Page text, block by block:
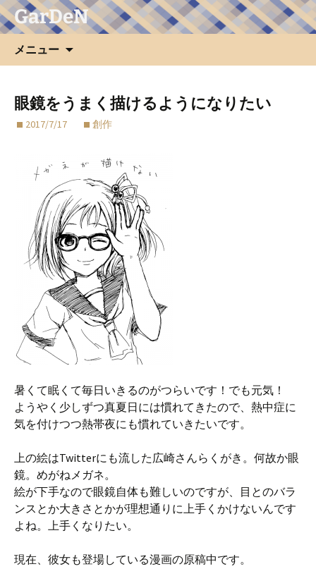
GarDeN
メニュー
ツ
キ
ッ
眼鏡をうまく描けるようになりたい
2017/7/17 創作
暑くて眠くて毎日いきるのがつらいです！でも元気！
ようやく少しずつ真夏日には慣れてきたので、熱中症に
気を付けつつ熱帯夜にも慣れていきたいです。
上の絵はTwitterにも流した広崎さんらくがき。何故か眼
鏡。めがねメガネ。
絵が下手なので眼鏡自体も難しいのですが、目とのバラ
ンスとか大きさとかが理想通りに上手くかけないんです
よね。上手くなりたい。
現在、彼女も登場している漫画の原稿中です。